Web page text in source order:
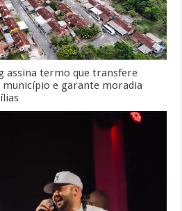
assina termo que transfere
município e garante moradia